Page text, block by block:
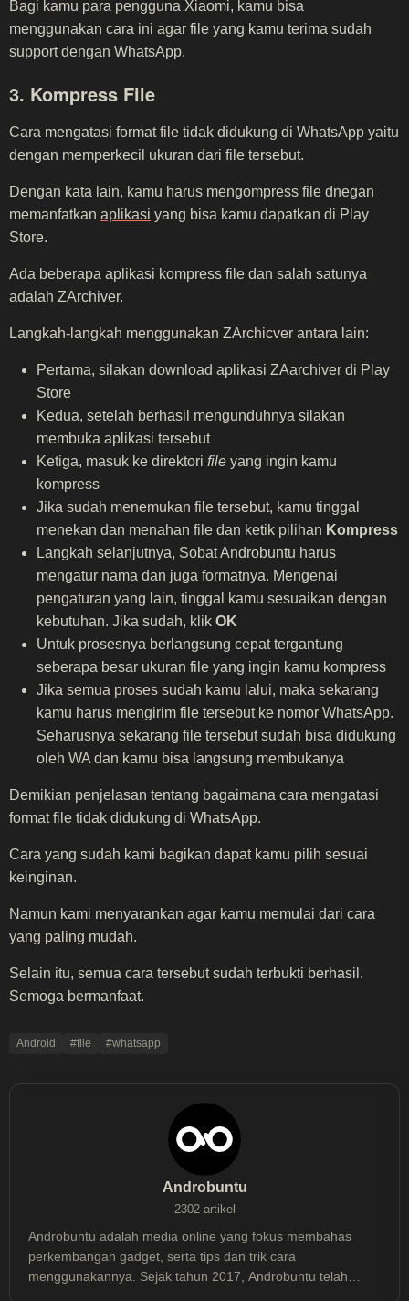
Bagi kamu para pengguna Xiaomi, kamu bisa
menggunakan cara ini agar file yang kamu terima sudah
support dengan WhatsApp.
3. Kompress File
Cara mengatasi format file tidak didukung di WhatsApp yaitu
dengan memperkecil ukuran dari file tersebut.
Dengan kata lain, kamu harus mengompress file dnegan
memanfatkan aplikasi yang bisa kamu dapatkan di Play
Store.
Ada beberapa aplikasi kompress file dan salah satunya
adalah ZArchiver.
Langkah-langkah menggunakan ZArchicver antara lain:
Pertama, silakan download aplikasi ZAarchiver di Play
Store
Kedua, setelah berhasil mengunduhnya silakan
membuka aplikasi tersebut
Ketiga, masuk ke direktori file yang ingin kamu
kompress
Jika sudah menemukan file tersebut, kamu tinggal
menekan dan menahan file dan ketik pilihan Kompress
Langkah selanjutnya, Sobat Androbuntu harus
mengatur nama dan juga formatnya. Mengenai
pengaturan yang lain, tinggal kamu sesuaikan dengan
kebutuhan. Jika sudah, klik OK
Untuk prosesnya berlangsung cepat tergantung
seberapa besar ukuran file yang ingin kamu kompress
Jika semua proses sudah kamu lalui, maka sekarang
kamu harus mengirim file tersebut ke nomor WhatsApp.
Seharusnya sekarang file tersebut sudah bisa didukung
oleh WA dan kamu bisa langsung membukanya
Demikian penjelasan tentang bagaimana cara mengatasi
format file tidak didukung di WhatsApp.
Cara yang sudah kami bagikan dapat kamu pilih sesuai
keinginan.
Namun kami menyarankan agar kamu memulai dari cara
yang paling mudah.
Selain itu, semua cara tersebut sudah terbukti berhasil.
Semoga bermanfaat.
Android #file #whatsapp
Androbuntu
2302 artikel
Androbuntu adalah media online yang fokus membahas
perkembangan gadget, serta tips dan trik cara
menggunakannya. Sejak tahun 2017, Androbuntu telah